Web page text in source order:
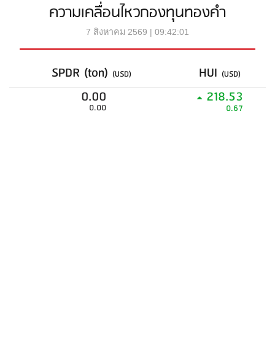
ความเคลื่อนไหวกองทุนทองคำ
7 สิงหาคม 2569 | 09:42:01
SPDR (ton) (USD) HUI (USD)
0.00
0.00
218.53
0.67